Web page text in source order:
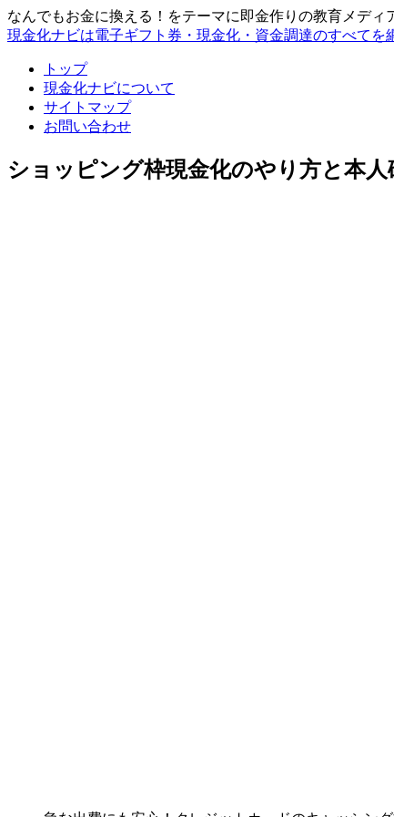
なんでもお金に換える！をテーマに即金作りの教育メディ
現金化ナビは電子ギフト券・現金化・資金調達のすべてを
トップ
現金化ナビについて
サイトマップ
お問い合わせ
ショッピング枠現金化のやり方と本